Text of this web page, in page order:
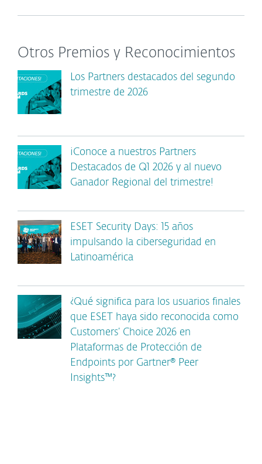
Otros Premios y Reconocimientos
Los Partners destacados del segundo
trimestre de 2026
¡Conoce a nuestros Partners
Destacados de Q1 2026 y al nuevo
Ganador Regional del trimestre!
ESET Security Days: 15 años
impulsando la ciberseguridad en
Latinoamérica
¿Qué significa para los usuarios finales
que ESET haya sido reconocida como
Customers’ Choice 2026 en
Plataformas de Protección de
Endpoints por Gartner® Peer
Insights™?